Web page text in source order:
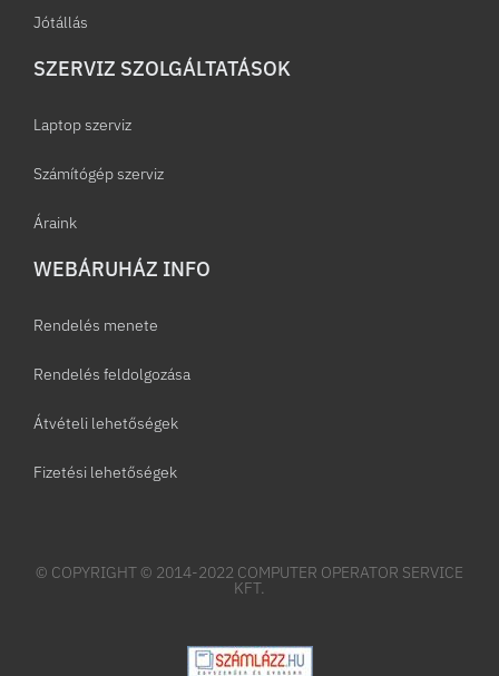
Jótállás
SZERVIZ SZOLGÁLTATÁSOK
Laptop szerviz
Számítógép szerviz
Áraink
WEBÁRUHÁZ INFO
Rendelés menete
Rendelés feldolgozása
Átvételi lehetőségek
Fizetési lehetőségek
© COPYRIGHT © 2014-2022 COMPUTER OPERATOR SERVICE
KFT.